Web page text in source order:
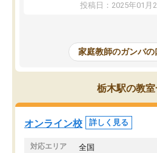
た！5科目なんでもOKなのもとても
めて1年ほどだった今では平均点以
科目が増えてきました！あと1年受
であるので無料の週末教室を使用
がら頑張って欲しいと思います！
投稿日：2025年01月
家庭教師のガンバ
栃木駅の教
オンライン校 詳しく見る
対応エリア 全国